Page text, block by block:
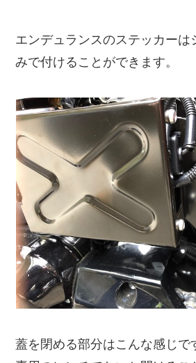
エンデュランスのステッカーは
みで付けることができます。
蓋を閉める部分はこんな感じで